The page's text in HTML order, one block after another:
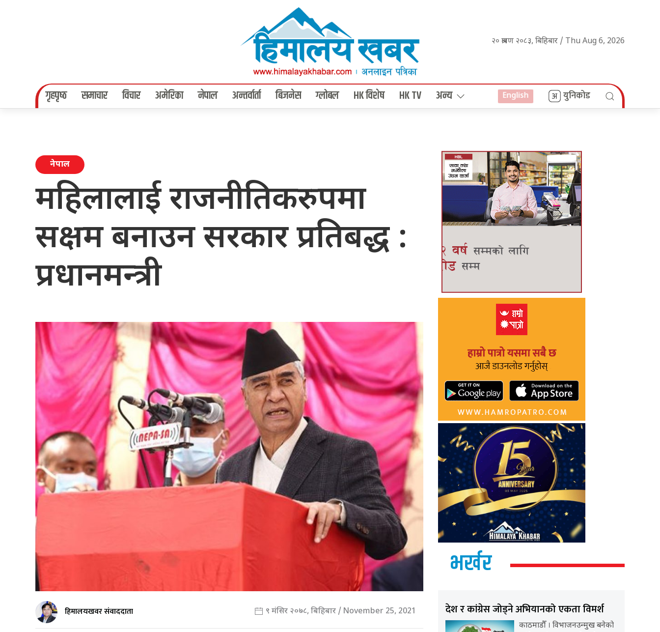
२० श्रावण २०८३, बिहिबार / Thu Aug 6, 2026
गृहपृष्‍ठ समाचार विचार अमेरिका नेपाल अन्तर्वार्ता बिजनेस ग्लोबल HK विशेष HK TV अन्य English युनिकोड
नेपाल
महिलालाई राजनीतिकरुपमा
सक्षम बनाउन सरकार प्रतिबद्ध :
प्रधानमन्त्री
हिमालयखवर संवाददाता ९ मंसिर २०७८, बिहिबार / November 25, 2021
भर्खर
देश र कांग्रेस जोड्ने अभियानको एकता विमर्श
काठमाडौँ । विभाजनउन्मुख बनेको